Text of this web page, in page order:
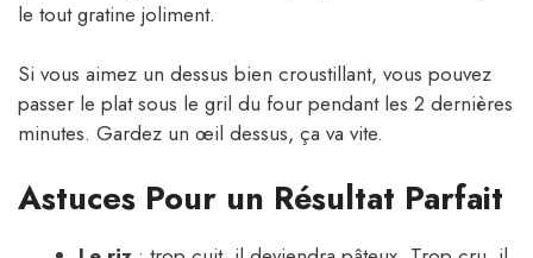
le tout gratine joliment.
Si vous aimez un dessus bien croustillant, vous pouvez
passer le plat sous le gril du four pendant les 2 dernières
minutes. Gardez un œil dessus, ça va vite.
Astuces Pour un Résultat Parfait